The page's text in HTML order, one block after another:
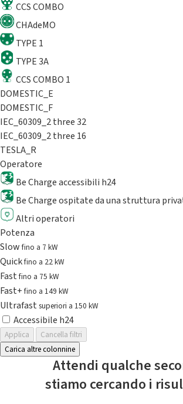
CCS COMBO
CHAdeMO
TYPE 1
TYPE 3A
CCS COMBO 1
DOMESTIC_E
DOMESTIC_F
IEC_60309_2 three 32
IEC_60309_2 three 16
TESLA_R
Operatore
Be Charge accessibili h24
Be Charge ospitate da una struttura
Altri operatori
Potenza
Slowfino a 7 kW
Quickfino a 22 kW
Fastfino a 75 kW
Fast+fino a 149 kW
Ultrafast superiori a 150 kW
Accessibile h24
Applica
Cancella filtri
Carica altre colonnine
Attendi qualche
stiamo cercando i